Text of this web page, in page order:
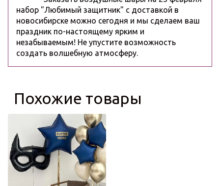
набор "Любимый защитник" с доставкой в
новосибирске можно сегодня и мы сделаем ваш
праздник по-настоящему ярким и
незабываемым! Не упустите возможность
создать волшебную атмосферу.
Похожие товары